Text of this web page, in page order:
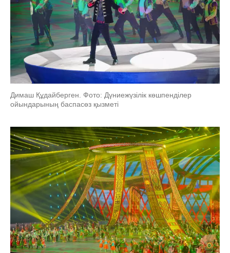
Димаш Құдайберген. Фото: Дүниежүзілік көшпенділер
ойындарының баспасөз қызметі